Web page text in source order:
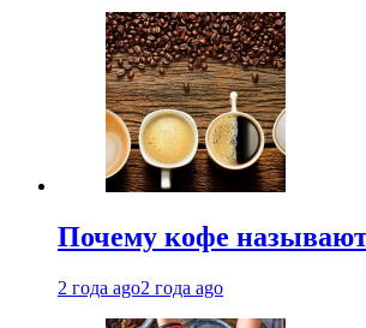
Почему кофе
2 года ago2 года ago